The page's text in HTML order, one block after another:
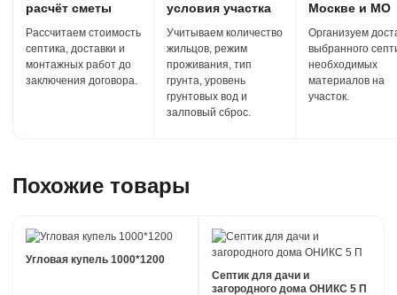
расчёт сметы
Рассчитаем стоимость
септика, доставки и
монтажных работ до
заключения договора.
условия участка
Учитываем количество
жильцов, режим
проживания, тип
грунта, уровень
грунтовых вод и
залповый сброс.
Москве и МО
Организуем
выбранного
необходимых
материалов на
участок.
Похожие товары
Угловая купель 1000*1200
Септик для дачи и
загородного дома ОНИКС 5 П